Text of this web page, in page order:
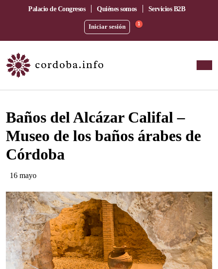
Palacio de Congresos Quiénes somos Servicios B2B
Iniciar sesión 1
Este evento ha pasado.
Baños del Alcázar Califal –
Museo de los baños árabes de
Córdoba
16 mayo